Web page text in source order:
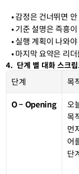
• 감정은 건너뛰면
• 기준 설명은 즉흥
• 실행 계획이 나와
• 마지막 요약은
4.  단계 별 대화 스크
단계 목
O – Opening
오
목
먼
어
단